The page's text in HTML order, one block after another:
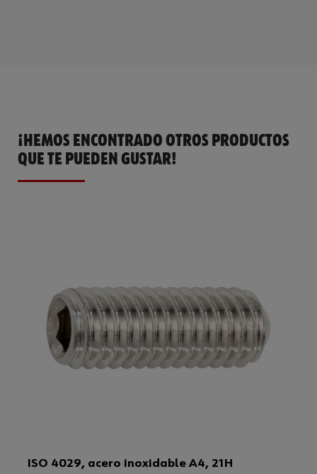
¡HEMOS ENCONTRADO OTROS PRODUCTOS
QUE TE PUEDEN GUSTAR!
ISO 4029, acero inoxidable A4, 21H